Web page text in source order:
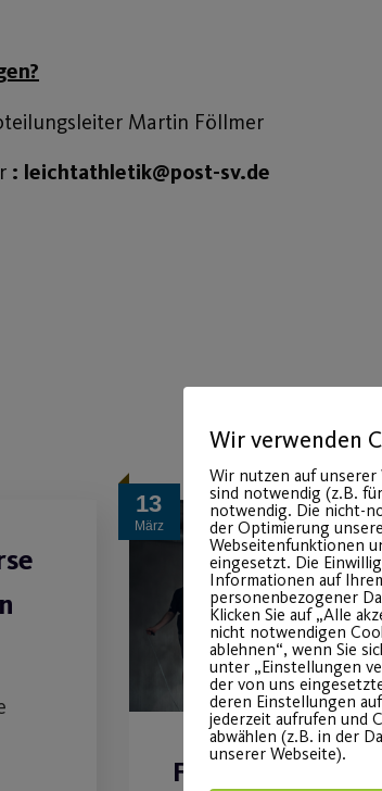
Martin Föllmer
: leichtathletik@post-sv.de
13
März
Functional
Wir verwenden
Wir nutzen auf unserer
sind notwendig (z.B.
notwendig. Die nicht-
der Optimierung
Webseitenfunktionen
eingesetzt. Die
Informationen auf
personenbezogener
Klicken Sie auf „Alle
nicht notwendigen
ablehnen“, wenn Sie
unter „Einstellungen
der von uns
deren Einstellungen
jederzeit aufrufen und
abwählen (z.B. in der
unserer Webseite).